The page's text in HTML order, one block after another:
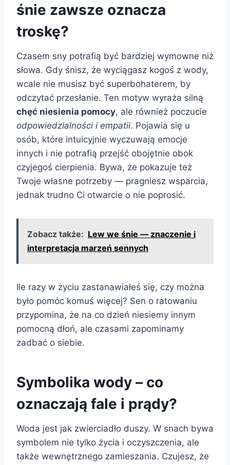
śnie zawsze oznacza
troskę?
Czasem sny potrafią być bardziej wymowne niż
słowa. Gdy śnisz, że wyciągasz kogoś z wody,
wcale nie musisz być superbohaterem, by
odczytać przesłanie. Ten motyw wyraża silną
chęć niesienia pomocy, ale również poczucie
odpowiedzialności i empatii. Pojawia się u
osób, które intuicyjnie wyczuwają emocje
innych i nie potrafią przejść obojętnie obok
czyjegoś cierpienia. Bywa, że pokazuje też
Twoje własne potrzeby — pragniesz wsparcia,
jednak trudno Ci otwarcie o nie poprosić.
Zobacz także: Lew we śnie — znaczenie i
interpretacja marzeń sennych
Ile razy w życiu zastanawiałeś się, czy można
było pomóc komuś więcej? Sen o ratowaniu
przypomina, że na co dzień niesiemy innym
pomocną dłoń, ale czasami zapominamy
zadbać o siebie.
Symbolika wody – co
oznaczają fale i prądy?
Woda jest jak zwierciadło duszy. W snach bywa
symbolem nie tylko życia i oczyszczenia, ale
także wewnętrznego zamieszania. Czujesz, że